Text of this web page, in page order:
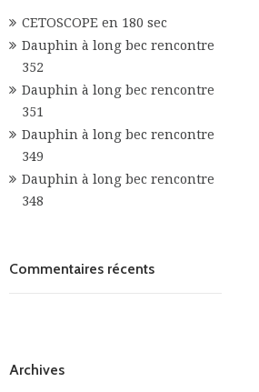
CETOSCOPE en 180 sec
Dauphin à long bec rencontre
352
Dauphin à long bec rencontre
351
Dauphin à long bec rencontre
349
Dauphin à long bec rencontre
348
Commentaires récents
Archives